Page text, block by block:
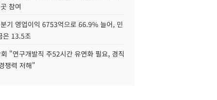
참여
기 영업이익 6753억으로 66.9% 늘어, 민
은 13.5조
"연구개발직 주52시간 유연화 필요, 경직
쟁력 저해"